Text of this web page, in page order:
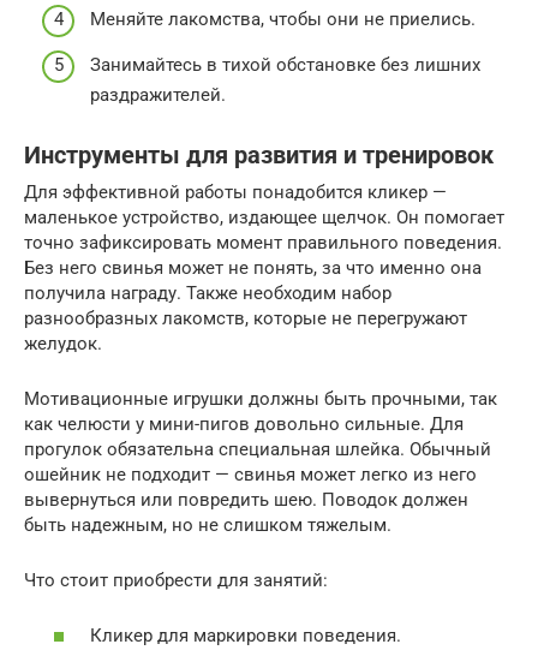
Меняйте лакомства, чтобы они не приелись.
Занимайтесь в тихой обстановке без лишних
раздражителей.
Инструменты для развития и тренировок
Для эффективной работы понадобится кликер —
маленькое устройство, издающее щелчок. Он помогает
точно зафиксировать момент правильного поведения.
Без него свинья может не понять, за что именно она
получила награду. Также необходим набор
разнообразных лакомств, которые не перегружают
желудок.
Мотивационные игрушки должны быть прочными, так
как челюсти у мини-пигов довольно сильные. Для
прогулок обязательна специальная шлейка. Обычный
ошейник не подходит — свинья может легко из него
вывернуться или повредить шею. Поводок должен
быть надежным, но не слишком тяжелым.
Что стоит приобрести для занятий:
Кликер для маркировки поведения.